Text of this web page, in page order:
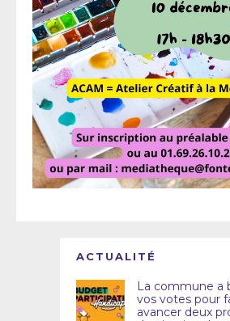
ACTUALITÉ
La commune a
vos votes pour
avancer deux